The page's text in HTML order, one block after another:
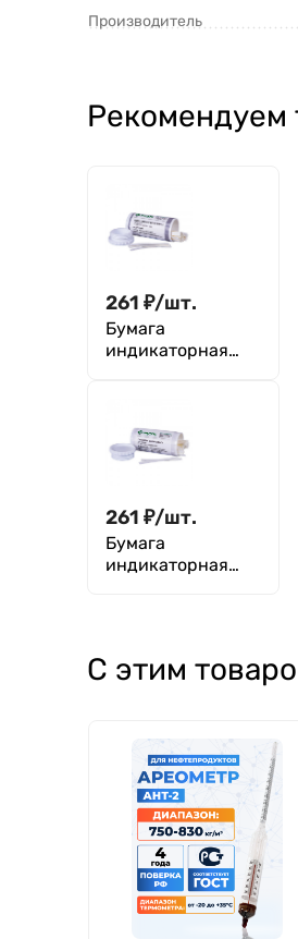
Производитель
Рекомендуем
261 ₽/шт.
Бумага
индикаторная
261 ₽/шт.
Бумага
индикаторная
С этим